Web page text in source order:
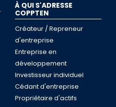
À QUI S'ADRESSE
COPPTEN
Créateur / Repreneur
d'entreprise
Entreprise en
développement
Investisseur individuel
Cédant d'entreprise
Propriétaire d'actifs